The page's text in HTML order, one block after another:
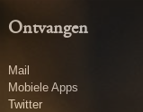
Ontvangen
Mail
Mobiele Apps
Twitter